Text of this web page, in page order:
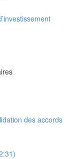
des accords